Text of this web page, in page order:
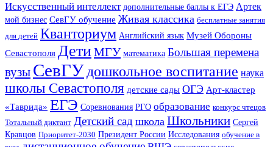
Искусственный интеллект дополнительные баллы к ЕГЭ Артек
мой бизнес СевГУ обучение Живая классика бесплатные занятия
для детей Кванториум Английский язык Музей Обороны
Севастополя ДетиМГУ математика Большая перемена
вузы СевГУдошкольное воспитание наука
школы Севастополя детские сады ОГЭ Арт-кластер
«Таврида» ЕГЭ Соревнования РГО образование конкурс чтецов
Тотальный диктант Детский сад школа Школьники Сергей
Кравцов Приоритет-2030 Президент России Исследования обучение в